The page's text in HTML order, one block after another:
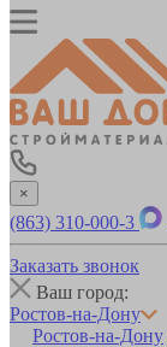
×
(863) 310-000-3
Заказать звонок
Ваш город:
Ростов-на-Дону
Ростов-на-Дону